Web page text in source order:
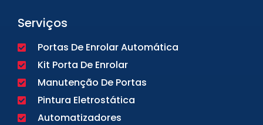
Serviços
Portas De Enrolar Automática
Kit Porta De Enrolar
Manutenção De Portas
Pintura Eletrostática
Automatizadores